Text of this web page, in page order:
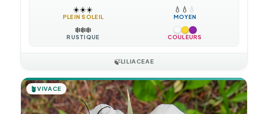
☀️☀️☀️
PLEIN SOLEIL
💧 💧 💧
MOYEN
❄️❄️❄️
RUSTIQUE COULEURS
🍃LILIACEAE
🪴VIVACE